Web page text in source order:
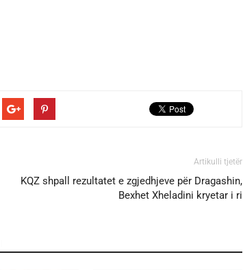
Artikulli tjetër
KQZ shpall rezultatet e zgjedhjeve për Dragashin,
Bexhet Xheladini kryetar i ri